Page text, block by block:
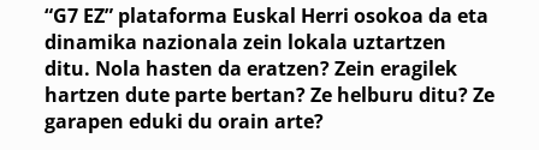
“G7 EZ” plataforma Euskal Herri osokoa da eta
dinamika nazionala zein lokala uztartzen
ditu. Nola hasten da eratzen? Zein eragilek
hartzen dute parte bertan? Ze helburu ditu? Ze
garapen eduki du orain arte?